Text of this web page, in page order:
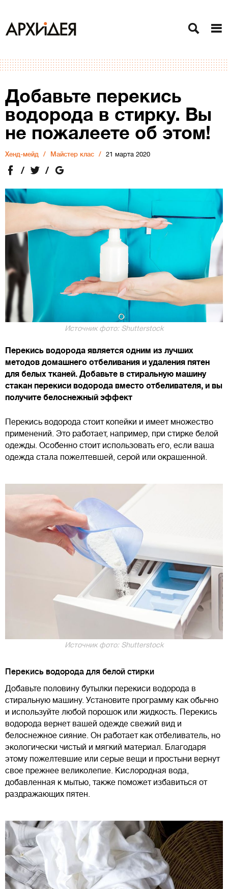
Добавьте перекись
водорода в стирку. Вы
не пожалеете об этом!
Хенд-мейд Майстер клас 21 марта 2020
Источник фото: Shutterstock
Перекись водорода является одним из лучших
методов домашнего отбеливания и удаления пятен
для белых тканей. Добавьте в стиральную машину
стакан перекиси водорода вместо отбеливателя, и вы
получите белоснежный эффект
Перекись водорода стоит копейки и имеет множество
применений. Это работает, например, при стирке белой
одежды. Особенно стоит использовать его, если ваша
одежда стала пожелтевшей, серой или окрашенной.
Источник фото: Shutterstock
Перекись водорода для белой стирки
Добавьте половину бутылки перекиси водорода в
стиральную машину. Установите программу как обычно
и используйте любой порошок или жидкость. Перекись
водорода вернет вашей одежде свежий вид и
белоснежное сияние. Он работает как отбеливатель, но
экологически чистый и мягкий материал. Благодаря
этому пожелтевшие или серые вещи и простыни вернут
свое прежнее великолепие. Кислородная вода,
добавленная к мытью, также поможет избавиться от
раздражающих пятен.